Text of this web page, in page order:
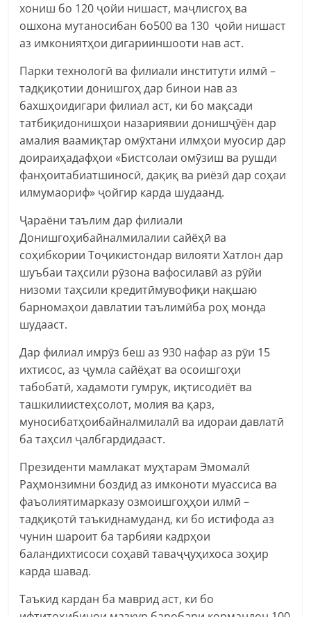
хониш бо 120 ҷойи нишаст, маҷлисгоҳ ва
ошхона мутаносибан бо500 ва 130 ҷойи нишаст
аз имкониятҳои дигарииншооти нав аст.
Парки технологӣ ва филиали институти илмӣ –
тадқиқотии донишгоҳ дар бинои нав аз
бахшҳоидигари филиал аст, ки бо мақсади
татбиқидонишҳои назариявии донишҷӯён дар
амалия ваамиқтар омӯхтани илмҳои муосир дар
доираиҳадафҳои «Бистсолаи омӯзиш ва рушди
фанҳоитабиатшиносӣ, дақиқ ва риёзӣ дар соҳаи
илмумаориф» ҷойгир карда шудаанд.
Ҷараёни таълим дар филиали
Донишгоҳибайналмилалии сайёҳӣ ва
соҳибкории Тоҷикистондар вилояти Хатлон дар
шуъбаи таҳсили рӯзона вафосилавӣ аз рӯйи
низоми таҳсили кредитӣмувофиқи нақшаю
барномаҳои давлатии таълимӣба роҳ монда
шудааст.
Дар филиал имрӯз беш аз 930 нафар аз рӯи 15
ихтисос, аз ҷумла сайёҳат ва осоишгоҳи
табобатӣ, хадамоти гумрук, иқтисодиёт ва
ташкилиистеҳсолот, молия ва қарз,
муносибатҳоибайналмилалӣ ва идораи давлатӣ
ба таҳсил ҷалбгардидааст.
Президенти мамлакат муҳтарам Эмомалӣ
Раҳмонзимни боздид аз имконоти муассиса ва
фаъолиятимарказу озмоишгоҳҳои илмӣ –
тадқиқотӣ таъкиднамуданд, ки бо истифода аз
чунин шароит ба тарбияи кадрҳои
баландихтисоси соҳавӣ таваҷҷуҳихоса зоҳир
карда шавад.
Таъкид кардан ба маврид аст, ки бо